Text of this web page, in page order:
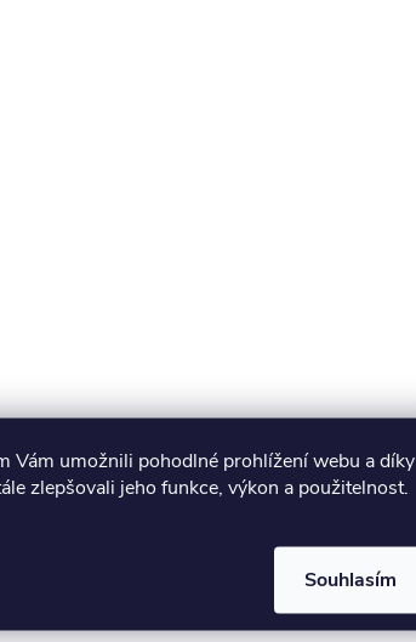
Vám umožnili pohodlné prohlížení webu a díky
zlepšovali jeho funkce, výkon a použitelnost.
Souhlasím